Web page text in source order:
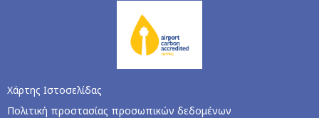
Χάρτης Ιστοσελίδας
Πολιτική προστασίας προσωπικών δεδομένων